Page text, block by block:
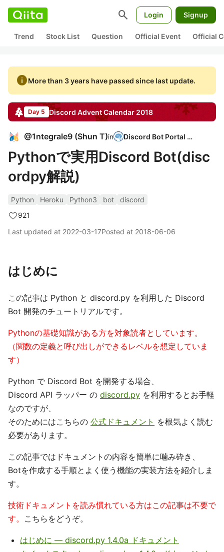
search Login Signup
Trend Stock List Question Official Event Official
infoMore than 3 years have passed since last update.
Day 5 Discord Advent Calendar 2018
@1ntegrale9 (Shun T)in Discord Bot Portal JP
Pythonで実用Discord Bot(disc
ordpy解説)
Python Heroku Python3 bot
discord
921
Last updated at 2022-03-17Posted at 2018-06-06
はじめに
この記事は Python と discord.py を利用した Discord
Bot 開発のチュートリアルです。
Pythonの基礎知識がある方を対象読者としています。
（関数の定義と呼び出しができるレベルを想定していま
す）
Python で Discord Bot を開発する場合、
Discord API ラッパー の discord.py を利用するとお手軽
なのですが、
そのためにはこちらの 公式ドキュメント を根気よく読む
必要があります。
この記事ではドキュメントの内容を簡単に噛み砕き、
Botを作成する手順とよく使う機能の実装方法を紹介しま
す。
技術ドキュメントを読み慣れている方はこの記事は不要で
す。 こちらをどうぞ。
はじめに — discord.py 1.4.0a ドキュメント